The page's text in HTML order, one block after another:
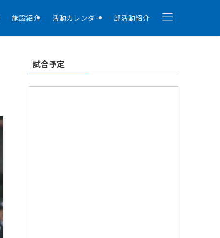
施設紹介 活動カレンダー 部活動紹介
試合予定